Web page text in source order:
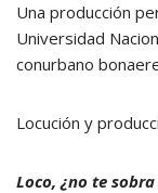
Una producción
Universidad
conurbano
Locución y
Loco, ¿no te